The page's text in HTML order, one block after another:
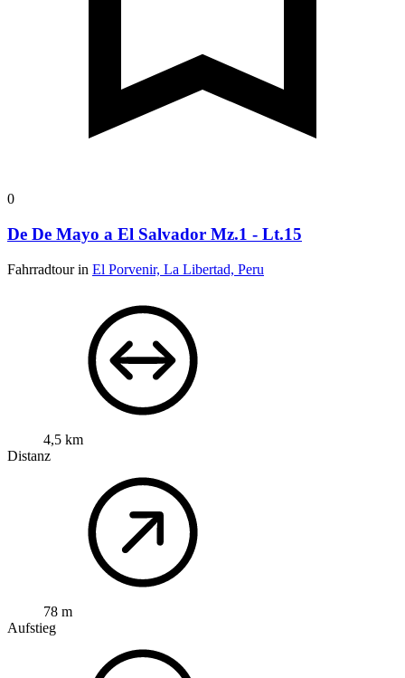
0
De De Mayo a El Salvador Mz.1 - Lt.15
Fahrradtour in El Porvenir, La Libertad, Peru
4,5 km
Distanz
78 m
Aufstieg